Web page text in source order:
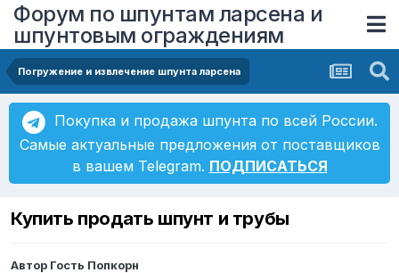
Форум по шпунтам ларсена и
шпунтовым ограждениям
Погружение и извлечение шпунта ларсена
Покупка и продажа шпунта по всей России.
Самые актуальные предложения от поставщиков
в вашем Telegram. ПОДПИСАТЬСЯ
Купить продать шпунт и трубы
Автор Гость Попкорн